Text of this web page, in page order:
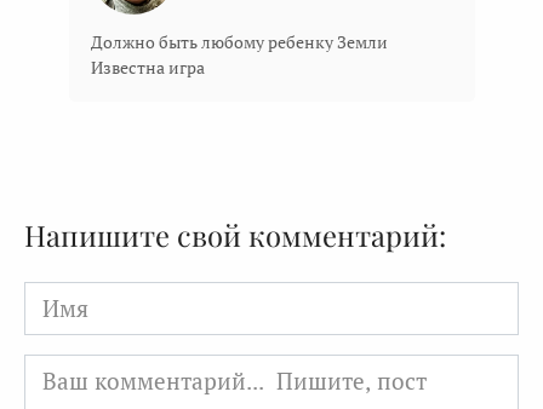
Должно быть любому ребенку Земли
Известна игра
Напишите свой комментарий:
Имя